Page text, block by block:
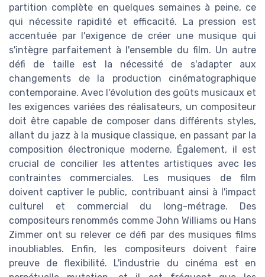
partition complète en quelques semaines à peine, ce
qui nécessite rapidité et efficacité. La pression est
accentuée par l'exigence de créer une musique qui
s'intègre parfaitement à l'ensemble du film. Un autre
défi de taille est la nécessité de s'adapter aux
changements de la production cinématographique
contemporaine. Avec l'évolution des goûts musicaux et
les exigences variées des réalisateurs, un compositeur
doit être capable de composer dans différents styles,
allant du jazz à la musique classique, en passant par la
composition électronique moderne. Également, il est
crucial de concilier les attentes artistiques avec les
contraintes commerciales. Les musiques de film
doivent captiver le public, contribuant ainsi à l'impact
culturel et commercial du long-métrage. Des
compositeurs renommés comme John Williams ou Hans
Zimmer ont su relever ce défi par des musiques films
inoubliables. Enfin, les compositeurs doivent faire
preuve de flexibilité. L'industrie du cinéma est en